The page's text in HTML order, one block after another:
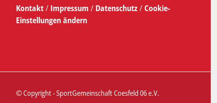
Kontakt/ Impressum / Datenschutz/Cookie-
Einstellungen ändern
© Copyright - SportGemeinschaft Coesfeld 06 e.V.